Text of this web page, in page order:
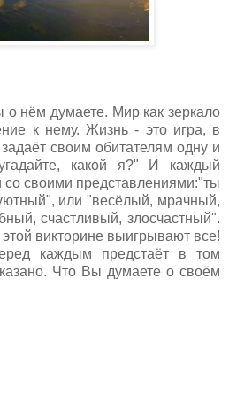
нём думаете. Мир как зеркало
к нему. Жизнь - это игра, в
своим обитателям одну и
какой я?" И каждый
со своими представлениями:"ты
или "весёлый, мрачный,
счастливый, злосчастный".
викторине выигрывают все!
каждым предстаёт в том
Что Вы думаете о своём